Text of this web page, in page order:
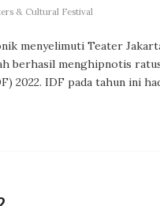
& Cultural Festival
menyelimuti Teater
berhasil menghipnotis
2022. IDF pada tahun ini